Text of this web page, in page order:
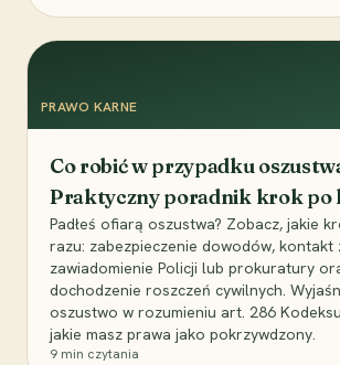
PRAWO KARNE
Co robić w przypadku
Praktyczny poradnik krok po
Padłeś ofiarą oszustwa? Zobacz, jakie
razu: zabezpieczenie dowodów, kontakt
zawiadomienie Policji lub prokuratury
dochodzenie roszczeń cywilnych.
oszustwo w rozumieniu art. 286
jakie masz prawa jako pokrzywdzony.
9 min czytania